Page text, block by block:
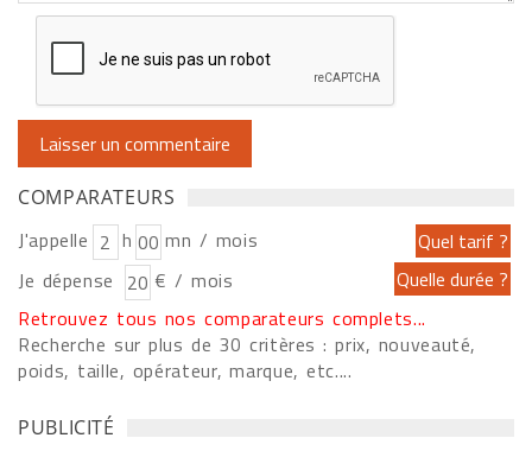
COMPARATEURS
J'appelle h
mn / mois
Je dépense
€ / mois
Retrouvez tous nos comparateurs complets...
Recherche sur plus de 30 critères : prix, nouveauté,
poids, taille, opérateur, marque, etc....
PUBLICITÉ